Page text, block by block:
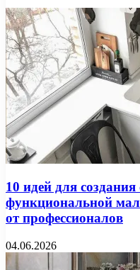
10 идей для
функциональной
от профессионалов
04.06.2026